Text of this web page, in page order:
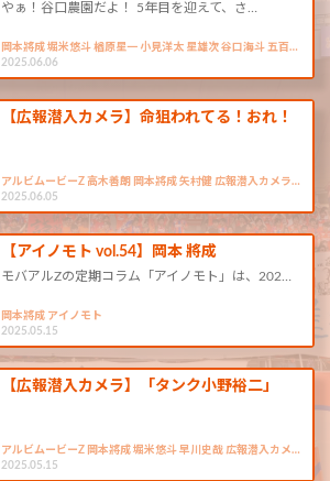
やぁ！谷口農園だよ！ 5年目を迎えて、さ…
岡本將成 堀米悠斗 楢原星一 小見洋太 星雄次 谷口海斗 五百…
2025.06.06
【広報潜入カメラ】命狙われてる！おれ！
アルビムービーZ 高木善朗 岡本將成 矢村健 広報潜入カメラ…
2025.06.05
【アイノモト vol.54】岡本 將成
モバアルZの定期コラム「アイノモト」は、202…
岡本將成 アイノモト
2025.05.15
【広報潜入カメラ】「タンク小野裕二」
アルビムービーZ 岡本將成 堀米悠斗 早川史哉 広報潜入カメ…
2025.05.15